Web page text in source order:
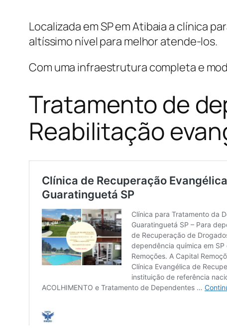
Localizada em SP em Atibaia a clínica
altíssimo nível para melhor atende-los.
Com uma infraestrutura completa e
Tratamento de
Reabilitação